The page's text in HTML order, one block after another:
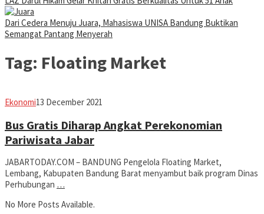
Dari Cedera Menuju Juara, Mahasiswa UNISA Bandung Buktikan
Semangat Pantang Menyerah
Tag: Floating Market
EkonomiAvila
13 December 2021
Bus Gratis Diharap Angkat Perekonomian
Pariwisata Jabar
JABARTODAY.COM – BANDUNG Pengelola Floating Market,
Lembang, Kabupaten Bandung Barat menyambut baik program Dinas
Perhubungan …
No More Posts Available.